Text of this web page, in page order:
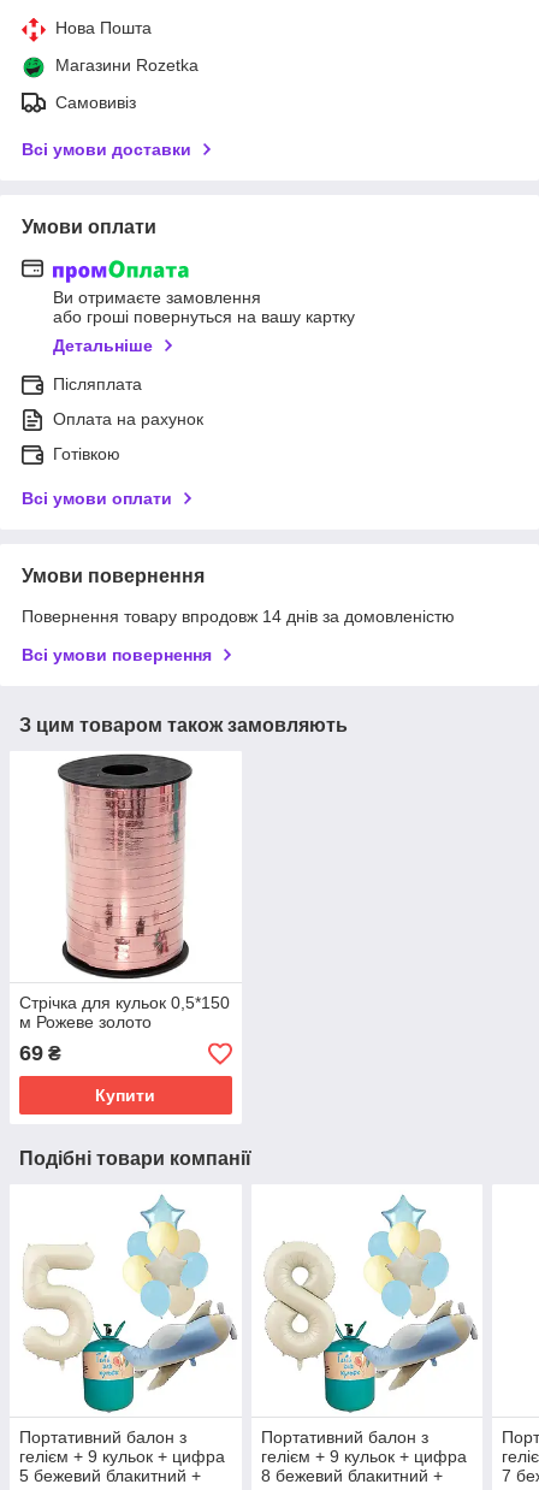
Нова Пошта
Магазини Rozetka
Самовивіз
Всі умови доставки
Умови оплати
Ви отримаєте замовлення
або гроші повернуться на вашу картку
Детальніше
Післяплата
Оплата на рахунок
Готівкою
Всі умови оплати
Умови повернення
Повернення товару впродовж 14 днів за домовленістю
Всі умови повернення
З цим товаром також замовляють
Стрічка для кульок 0,5*150
м Рожеве золото
69 ₴
Купити
Подібні товари компанії
Портативний балон з
гелієм + 9 кульок + цифра
5 бежевий блакитний +
Портативний балон з
гелієм + 9 кульок + цифра
8 бежевий блакитний +
7